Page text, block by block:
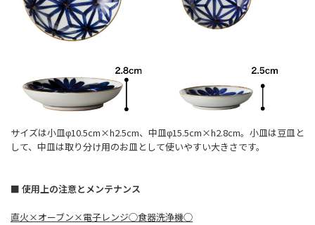
サイズは小皿φ10.5cm×h2.5cm、中皿φ15.5cm×h2.8cm。小皿は豆皿と
して、中皿は取り分け用のお皿として使いやすい大きさです。
■ 使用上の注意とメンテナンス
直火×オーブン×電子レンジ◯食器洗浄機◯